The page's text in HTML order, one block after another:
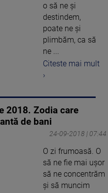
o să ne şi
destindem,
poate ne şi
plimbăm, ca să
ne ...
Citeste mai mult
›
2018. Zodia care
de bani
24-09-2018 | 07:44
O zi frumoasă. O
să ne fie mai uşor
să ne concentrăm
şi să muncim